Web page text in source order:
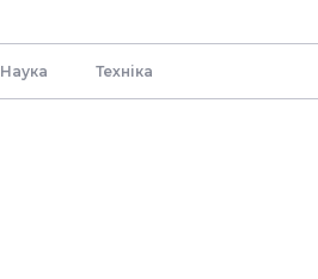
Наука Технiка